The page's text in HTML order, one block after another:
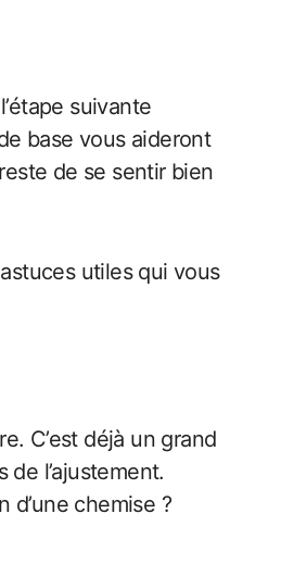
suivante
base vous aideront
de se sentir bien
utiles qui vous
C’est déjà un grand
l’ajustement.
d’une chemise ?